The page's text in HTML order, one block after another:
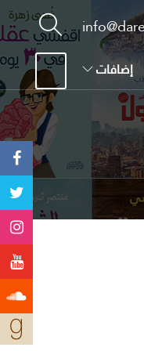
إضافات